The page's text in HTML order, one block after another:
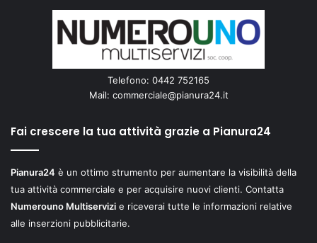
Telefono: 0442 752165
Mail: commerciale@pianura24.it
Fai crescere la tua attività grazie a Pianura24
Pianura24 è un ottimo strumento per aumentare la visibilità della
tua attività commerciale e per acquisire nuovi clienti. Contatta
Numerouno Multiservizi e riceverai tutte le informazioni relative
alle inserzioni pubblicitarie.